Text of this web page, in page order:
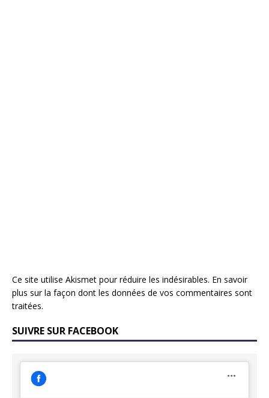
Ce site utilise Akismet pour réduire les indésirables. En savoir
plus sur la façon dont les données de vos commentaires sont
traitées.
SUIVRE SUR FACEBOOK